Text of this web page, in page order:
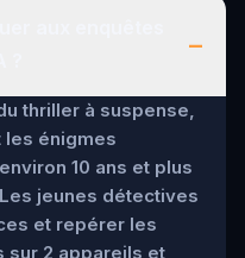
–
thriller à suspense,
les énigmes
10 ans et plus
jeunes détectives
et repérer les
sur 2 appareils et